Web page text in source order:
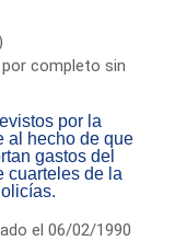
completo sin
por la
al hecho de que
gastos del
cuarteles de la
el 06/02/1990